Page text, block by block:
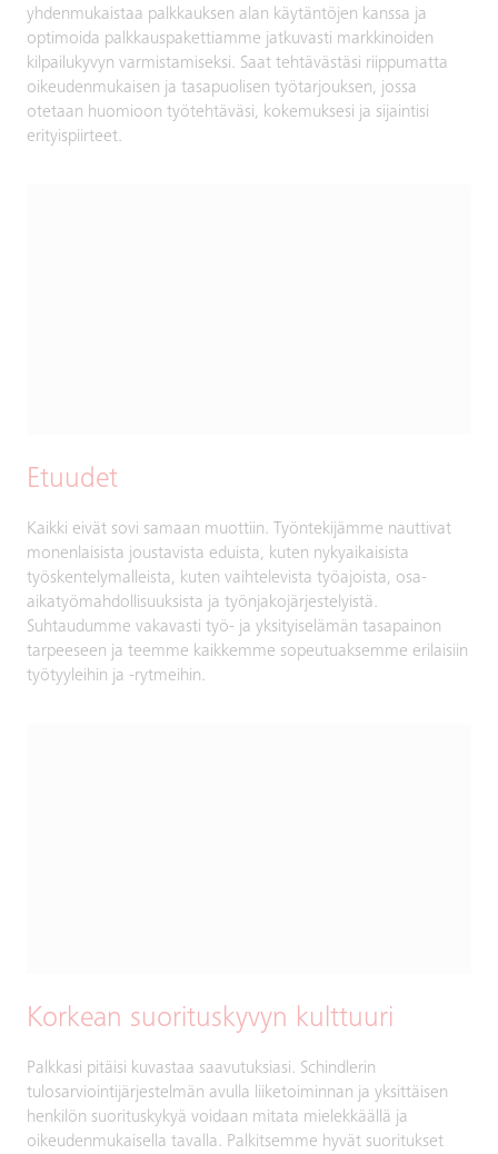
yhdenmukaistaa palkkauksen alan käytäntöjen kanssa ja
optimoida palkkauspakettiamme jatkuvasti markkinoiden
kilpailukyvyn varmistamiseksi. Saat tehtävästäsi riippumatta
oikeudenmukaisen ja tasapuolisen työtarjouksen, jossa
otetaan huomioon työtehtäväsi, kokemuksesi ja sijaintisi
erityispiirteet.
Etuudet
Kaikki eivät sovi samaan muottiin. Työntekijämme nauttivat
monenlaisista joustavista eduista, kuten nykyaikaisista
työskentelymalleista, kuten vaihtelevista työajoista, osa-
aikatyömahdollisuuksista ja työnjakojärjestelyistä.
Suhtaudumme vakavasti työ- ja yksityiselämän tasapainon
tarpeeseen ja teemme kaikkemme sopeutuaksemme erilaisiin
työtyyleihin ja -rytmeihin.
Korkean suorituskyvyn kulttuuri
Palkkasi pitäisi kuvastaa saavutuksiasi. Schindlerin
tulosarviointijärjestelmän avulla liiketoiminnan ja yksittäisen
henkilön suorituskykyä voidaan mitata mielekkäällä ja
oikeudenmukaisella tavalla. Palkitsemme hyvät suoritukset